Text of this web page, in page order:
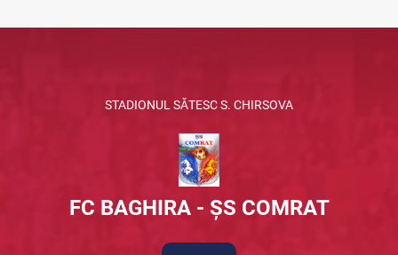
STADIONUL SĂTESC S. CHIRSOVA
FC BAGHIRA - ȘS COMRAT